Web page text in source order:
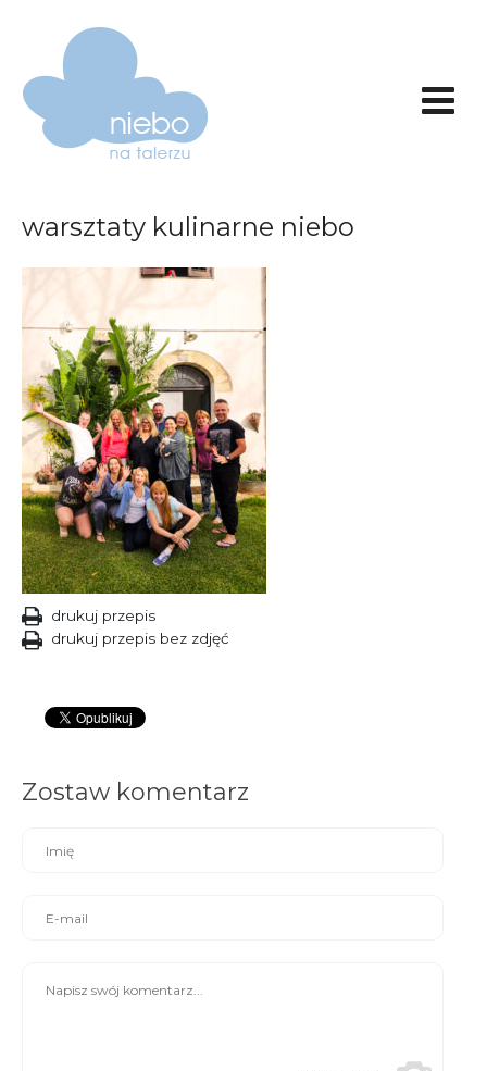
warsztaty kulinarne niebo
drukuj przepis
drukuj przepis bez zdjęć
Zostaw komentarz